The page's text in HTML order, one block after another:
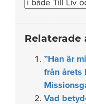
Relaterade
”Han är
från årets
Vad